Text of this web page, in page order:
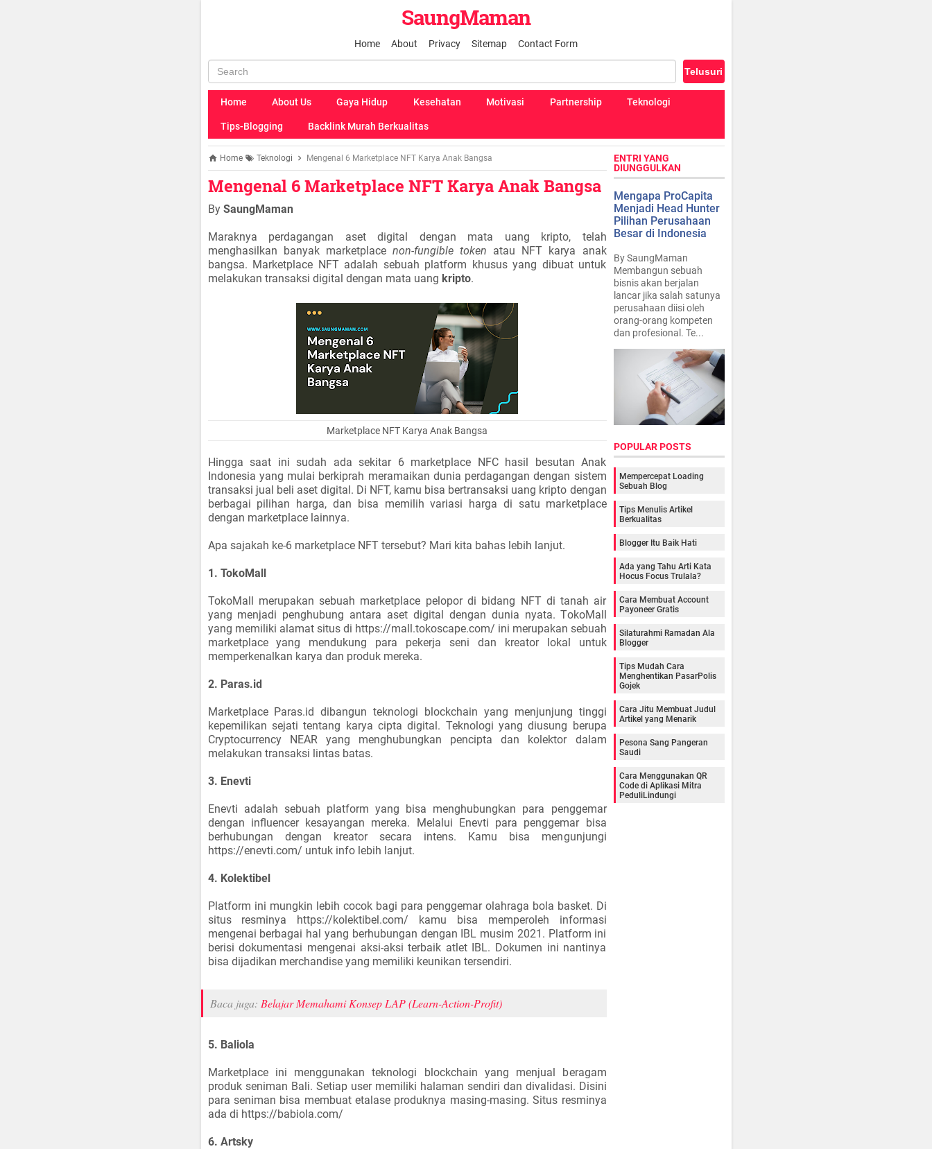
SaungMaman
Home About Privacy Sitemap Contact Form
Home About Us Gaya Hidup Kesehatan Motivasi Partnership Teknologi
Tips-Blogging Backlink Murah Berkualitas
Home Teknologi Mengenal 6 Marketplace NFT Karya Anak Bangsa
Mengenal 6 Marketplace NFT Karya Anak Bangsa
By SaungMaman
Maraknya perdagangan aset digital dengan mata uang kripto, telah
menghasilkan banyak marketplace non-fungible token atau NFT karya anak
bangsa. Marketplace NFT adalah sebuah platform khusus yang dibuat untuk
melakukan transaksi digital dengan mata uang kripto.
Marketplace NFT Karya Anak Bangsa
Hingga saat ini sudah ada sekitar 6 marketplace NFC hasil besutan Anak
Indonesia yang mulai berkiprah meramaikan dunia perdagangan dengan sistem
transaksi jual beli aset digital. Di NFT, kamu bisa bertransaksi uang kripto dengan
berbagai pilihan harga, dan bisa memilih variasi harga di satu marketplace
dengan marketplace lainnya.
Apa sajakah ke-6 marketplace NFT tersebut? Mari kita bahas lebih lanjut.
1. TokoMall
TokoMall merupakan sebuah marketplace pelopor di bidang NFT di tanah air
yang menjadi penghubung antara aset digital dengan dunia nyata. TokoMall
yang memiliki alamat situs di https://mall.tokoscape.com/ ini merupakan sebuah
marketplace yang mendukung para pekerja seni dan kreator lokal untuk
memperkenalkan karya dan produk mereka.
2. Paras.id
Marketplace Paras.id dibangun teknologi blockchain yang menjunjung tinggi
kepemilikan sejati tentang karya cipta digital. Teknologi yang diusung berupa
Cryptocurrency NEAR yang menghubungkan pencipta dan kolektor dalam
melakukan transaksi lintas batas.
3. Enevti
Enevti adalah sebuah platform yang bisa menghubungkan para penggemar
dengan influencer kesayangan mereka. Melalui Enevti para penggemar bisa
berhubungan dengan kreator secara intens. Kamu bisa mengunjungi
https://enevti.com/ untuk info lebih lanjut.
4. Kolektibel
Platform ini mungkin lebih cocok bagi para penggemar olahraga bola basket. Di
situs resminya https://kolektibel.com/ kamu bisa memperoleh informasi
mengenai berbagai hal yang berhubungan dengan IBL musim 2021. Platform ini
berisi dokumentasi mengenai aksi-aksi terbaik atlet IBL. Dokumen ini nantinya
bisa dijadikan merchandise yang memiliki keunikan tersendiri.
Baca juga: Belajar Memahami Konsep LAP (Learn-Action-Profit)
5. Baliola
Marketplace ini menggunakan teknologi blockchain yang menjual beragam
produk seniman Bali. Setiap user memiliki halaman sendiri dan divalidasi. Disini
para seniman bisa membuat etalase produknya masing-masing. Situs resminya
ada di https://babiola.com/
6. Artsky
ENTRI YANG
DIUNGGULKAN
Mengapa ProCapita
Menjadi Head Hunter
Pilihan Perusahaan
Besar di Indonesia
By SaungMaman
Membangun sebuah
bisnis akan berjalan
lancar jika salah satunya
perusahaan diisi oleh
orang-orang kompeten
dan profesional. Te...
POPULAR POSTS
Mempercepat Loading
Sebuah Blog
Tips Menulis Artikel
Berkualitas
Blogger Itu Baik Hati
Ada yang Tahu Arti Kata
Hocus Focus Trulala?
Cara Membuat Account
Payoneer Gratis
Silaturahmi Ramadan Ala
Blogger
Tips Mudah Cara
Menghentikan PasarPolis
Gojek
Cara Jitu Membuat Judul
Artikel yang Menarik
Pesona Sang Pangeran
Saudi
Cara Menggunakan QR
Code di Aplikasi Mitra
PeduliLindungi